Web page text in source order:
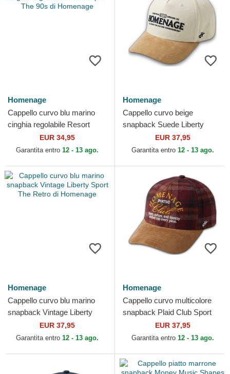
Homenage
Cappello curvo blu marino
cinghia regolabile Resort
Sport The 90s di Homenage
EUR 34,95
Garantita entro 12 - 13 ago.
Homenage
Cappello curvo beige
snapback Suede Liberty
Sport The Retro di
Homenage
EUR 37,95
Garantita entro 12 - 13 ago.
Homenage
Cappello curvo blu marino
snapback Vintage Liberty
Sport The Retro di
Homenage
EUR 37,95
Garantita entro 12 - 13 ago.
Homenage
Cappello curvo multicolore
snapback Plaid Club Sport
The Ball di Homenage
EUR 37,95
Garantita entro 12 - 13 ago.